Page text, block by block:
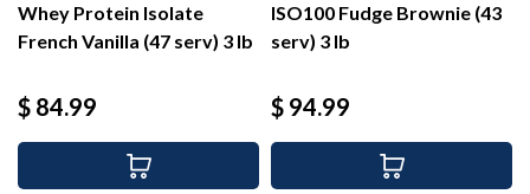
Whey Protein Isolate
French Vanilla (47 serv) 3 lb
Precio
$ 84.99
ISO100 Fudge Brownie (43
serv) 3 lb
Precio
$ 94.99